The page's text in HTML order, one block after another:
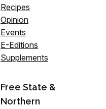
Recipes
Opinion
Events
E-Editions
Supplements
Free State &
Northern